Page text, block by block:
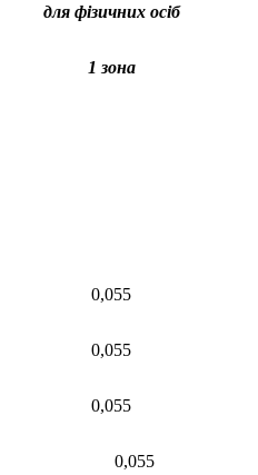
для фізичних осіб
1 зона
0,055
0,055
0,055
0,055